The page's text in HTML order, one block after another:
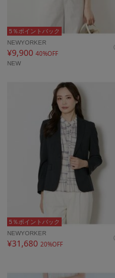
5％ポイントバック
NEWYORKER
¥9,900 40%OFF
NEW
5％ポイントバック
NEWYORKER
¥31,680 20%OFF